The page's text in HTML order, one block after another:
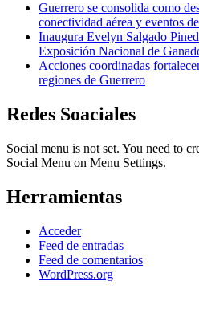
Guerrero se consolida como
conectividad aérea y eventos
Inaugura Evelyn Salgado
Exposición Nacional de
Acciones coordinadas
regiones de Guerrero
Redes Soaciales
Social menu is not set. You need to
Social Menu on Menu Settings.
Herramientas
Acceder
Feed de entradas
Feed de comentarios
WordPress.org